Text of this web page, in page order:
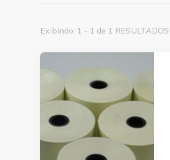
Exibindo: 1 - 1 de 1 RESULTADOS